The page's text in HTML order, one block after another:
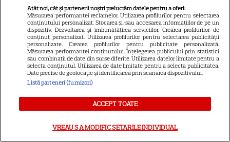
ŞTIRI
TELEVIZIUNE
Grila TV de toamnă 2026: toate
premierele confirmate la Pro
TV și Antena 1. Ce show-uri și
seriale revin din septembrie
Atât noi, cât și partenerii noștri prelucrăm datele pentru a oferi:
Măsurarea performanței reclamelor. Utilizarea profilurilor pentru selectarea
conținutului personalizat. Stocarea și/sau accesarea informațiilor de pe un
dispozitiv. Dezvoltarea și îmbunătățirea serviciilor. Crearea profilurilor de
conținut personalizat. Utilizarea profilurilor pentru selectarea publicității
personalizate. Crearea profilurilor pentru publicitate personalizată.
Măsurarea performanței conținutului. Înțelegerea publicului prin statistici
sau combinații de date din surse diferite. Utilizarea datelor limitate pentru a
selecta conținutul. Utilizarea de date limitate pentru a selecta publicitatea.
Date precise de geolocație și identificarea prin scanarea dispozitivului.
Listă parteneri (furnizori)
ACCEPT TOATE
VREAU SA MODIFIC SETARILE INDIVIDUAL